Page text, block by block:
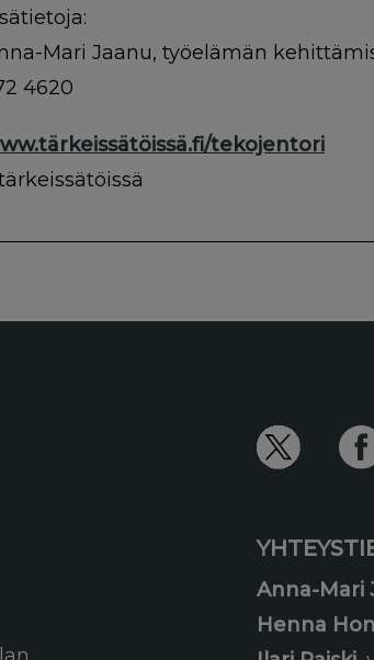
Mari Jaanu, työelämän
4620
tekojentori
Anna-Mari
Henna